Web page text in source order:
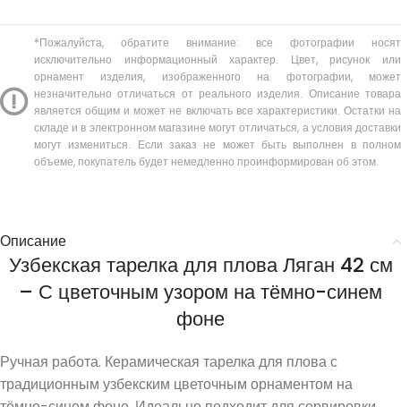
*Пожалуйста, обратите внимание: все фотографии носят
исключительно информационный характер. Цвет, рисунок или
орнамент изделия, изображенного на фотографии, может
незначительно отличаться от реального изделия. Описание товара
является общим и может не включать все характеристики. Остатки на
складе и в электронном магазине могут отличаться, а условия доставки
могут измениться. Если заказ не может быть выполнен в полном
объеме, покупатель будет немедленно проинформирован об этом.
Описание
Узбекская тарелка для плова Ляган 42 см
– С цветочным узором на тёмно-синем
фоне
Ручная работа. Керамическая тарелка для плова с
традиционным узбекским цветочным орнаментом на